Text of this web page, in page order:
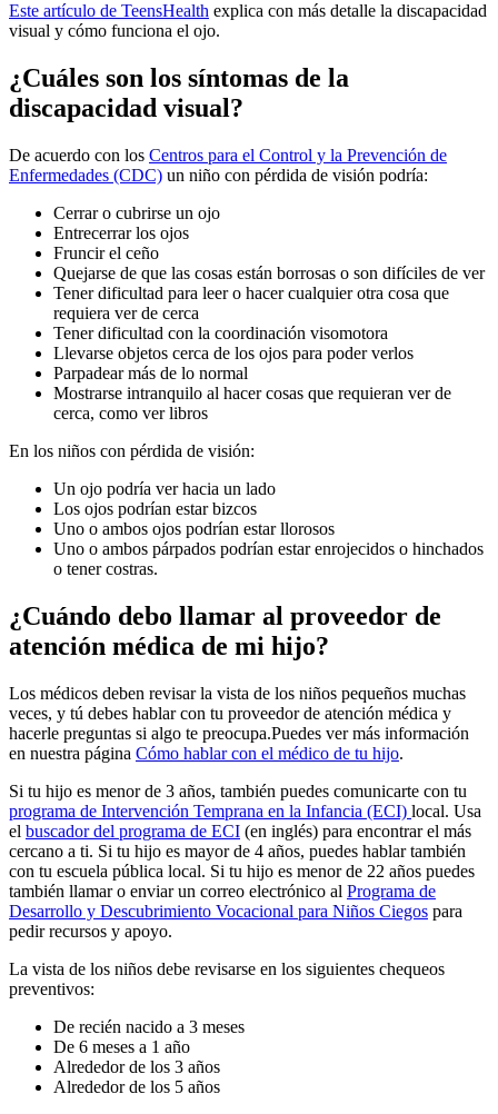
Este artículo de TeensHealth explica con más detalle la discapacidad
visual y cómo funciona el ojo.
¿Cuáles son los síntomas de la
discapacidad visual?
De acuerdo con los Centros para el Control y la Prevención de
Enfermedades (CDC) un niño con pérdida de visión podría:
Cerrar o cubrirse un ojo
Entrecerrar los ojos
Fruncir el ceño
Quejarse de que las cosas están borrosas o son difíciles de ver
Tener dificultad para leer o hacer cualquier otra cosa que
requiera ver de cerca
Tener dificultad con la coordinación visomotora
Llevarse objetos cerca de los ojos para poder verlos
Parpadear más de lo normal
Mostrarse intranquilo al hacer cosas que requieran ver de
cerca, como ver libros
En los niños con pérdida de visión:
Un ojo podría ver hacia un lado
Los ojos podrían estar bizcos
Uno o ambos ojos podrían estar llorosos
Uno o ambos párpados podrían estar enrojecidos o hinchados
o tener costras.
¿Cuándo debo llamar al proveedor de
atención médica de mi hijo?
Los médicos deben revisar la vista de los niños pequeños muchas
veces, y tú debes hablar con tu proveedor de atención médica y
hacerle preguntas si algo te preocupa.Puedes ver más información
en nuestra página Cómo hablar con el médico de tu hijo.
Si tu hijo es menor de 3 años, también puedes comunicarte con tu
programa de Intervención Temprana en la Infancia (ECI) local. Usa
el buscador del programa de ECI (en inglés) para encontrar el más
cercano a ti. Si tu hijo es mayor de 4 años, puedes hablar también
con tu escuela pública local. Si tu hijo es menor de 22 años puedes
también llamar o enviar un correo electrónico al Programa de
Desarrollo y Descubrimiento Vocacional para Niños Ciegos para
pedir recursos y apoyo.
La vista de los niños debe revisarse en los siguientes chequeos
preventivos:
De recién nacido a 3 meses
De 6 meses a 1 año
Alrededor de los 3 años
Alrededor de los 5 años